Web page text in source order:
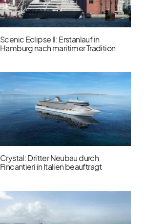
Scenic Eclipse II: Erstanlauf in
Hamburg nach maritimer Tradition
Crystal: Dritter Neubau durch
Fincantieri in Italien beauftragt